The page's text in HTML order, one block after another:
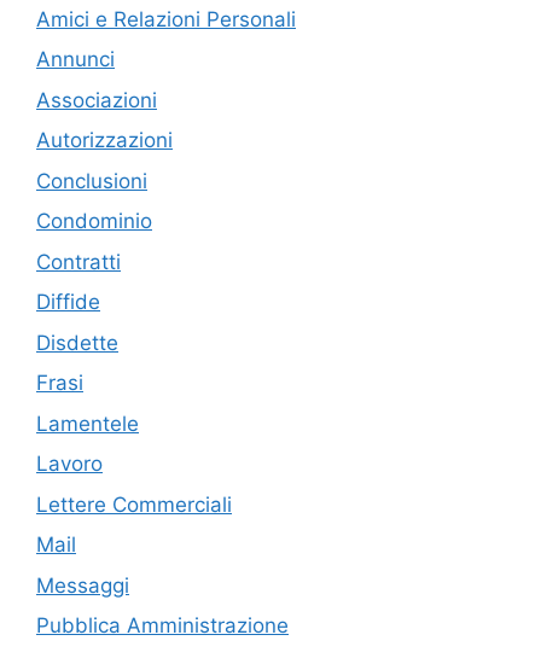
Amici e Relazioni Personali
Annunci
Associazioni
Autorizzazioni
Conclusioni
Condominio
Contratti
Diffide
Disdette
Frasi
Lamentele
Lavoro
Lettere Commerciali
Mail
Messaggi
Pubblica Amministrazione